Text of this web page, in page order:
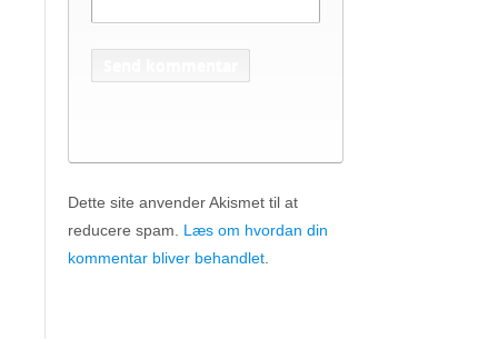
Dette site anvender Akismet til at
reducere spam. Læs om hvordan din
kommentar bliver behandlet
ApS• Sundkrogen 35 • DK-6400 Sønderborg •
Tlf:74 48 50 05• Fax: 74 48 50 45